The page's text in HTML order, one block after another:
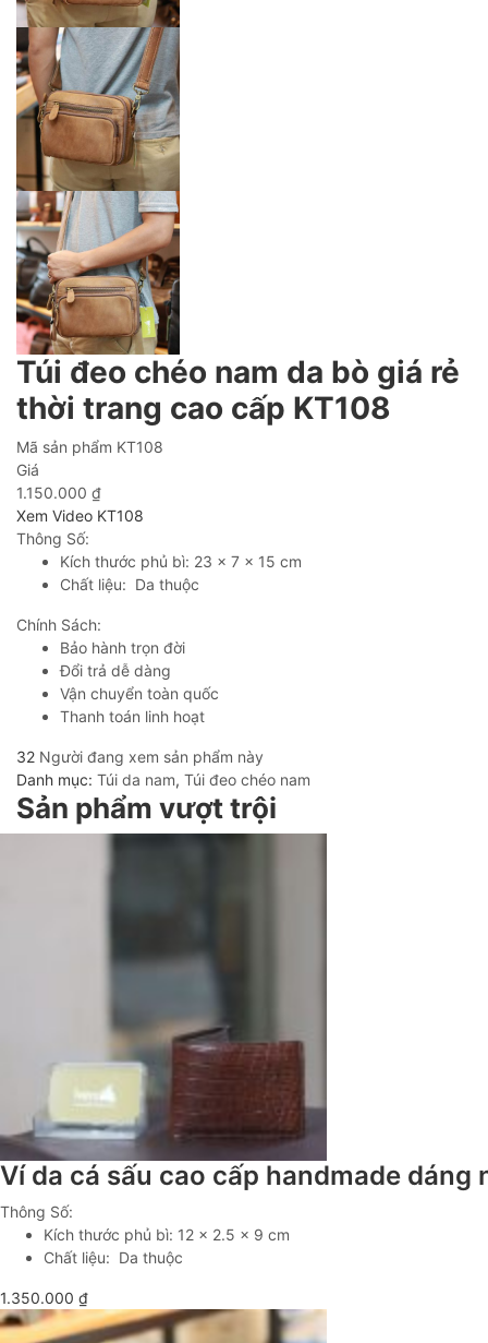
Túi đeo chéo nam da bò giá rẻ
thời trang cao cấp KT108
Mã sản phẩm KT108
Giá
1.150.000 ₫
Xem Video KT108
Thông Số:
Kích thước phủ bì: 23 x 7 x 15 cm
Chất liệu: Da thuộc
Chính Sách:
Bảo hành trọn đời
Đổi trả dễ dàng
Vận chuyển toàn quốc
Thanh toán linh hoạt
32 Người đang xem sản phẩm này
Danh mục: Túi da nam, Túi đeo chéo nam
Sản phẩm vượt trội
Ví da cá sấu cao cấp handmade dáng
Thông Số:
Kích thước phủ bì: 12 x 2.5 x 9 cm
Chất liệu: Da thuộc
1.350.000 ₫